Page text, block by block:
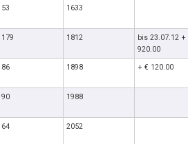
53 1633
179 1812
bis 23.07.12 +
920.00
86 1898 + € 120.00
90 1988
64 2052